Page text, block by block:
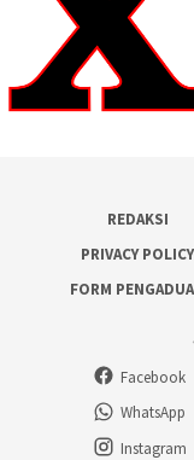
REDAKSI
PRIVACY POLICY
FORM
Facebook
WhatsApp
Instagram